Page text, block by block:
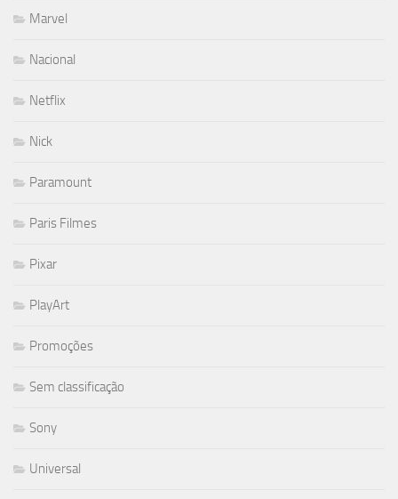
Marvel
Nacional
Netflix
Nick
Paramount
Paris Filmes
Pixar
PlayArt
Promoções
Sem classificação
Sony
Universal